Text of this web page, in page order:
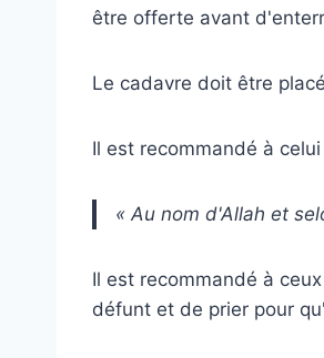
être offerte avant
Le cadavre doit être placé
Il est recommandé à
« Au nom d'Allah et
Il est recommandé à
défunt et de prier pour